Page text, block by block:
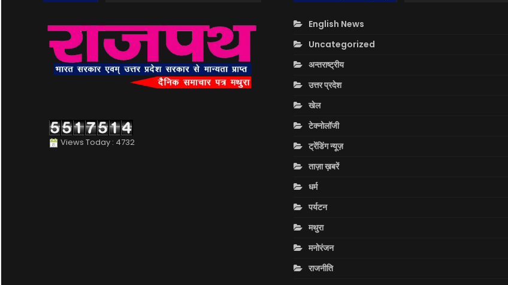
Views Today : 4732
English News
Uncategorized
अन्तराष्ट्रीय
उत्तर प्रदेश
खेल
टेक्नोलॉजी
ट्रेंडिंग न्यूज़
ताज़ा ख़बरें
धर्म
पर्यटन
मथुरा
मनोरंजन
राजनीति